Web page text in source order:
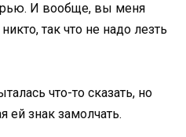
И вообще, вы меня
так что не надо лезть
что-то сказать, но
ей знак замолчать.